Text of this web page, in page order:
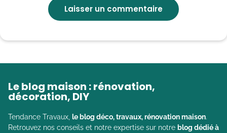
Le blog maison : rénovation,
décoration, DIY
Tendance Travaux, le blog déco, travaux, rénovation maison.
Retrouvez nos conseils et notre expertise sur notre blog dédié à